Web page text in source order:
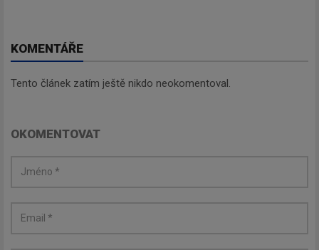
KOMENTÁŘE
Tento článek zatím ještě nikdo neokomentoval.
OKOMENTOVAT